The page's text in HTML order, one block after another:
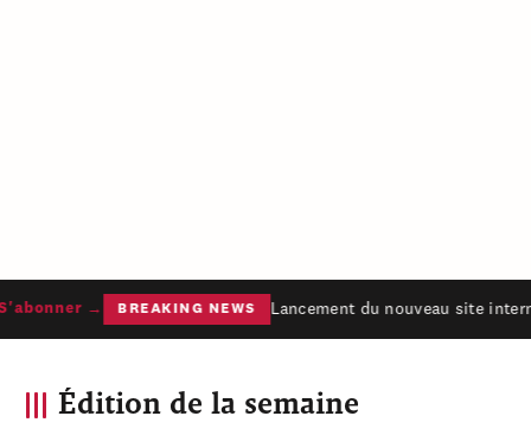
→ BREAKING NEWS Lancement du nouveau site
Édition de la semaine